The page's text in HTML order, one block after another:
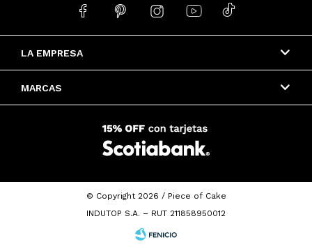
LA EMPRESA
MARCAS
    
© Copyright 2026 / Piece of Cake
INDUTOP S.A. – RUT 211858950012